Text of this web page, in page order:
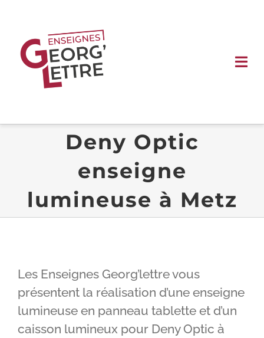
contenu
IMPRIMERIE
RÉALISATIONS
Deny Optic
enseigne
lumineuse à Metz
Les Enseignes Georg’lettre vous
présentent la réalisation d’une enseigne
lumineuse en panneau tablette et d’un
caisson lumineux pour Deny Optic à